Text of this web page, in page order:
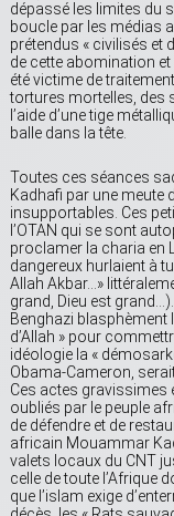
dépassé les limites du
boucle par les médias
prétendus « civilisés et
de cette abomination et
été victime de
tortures mortelles, des
l’aide d’une tige
balle dans la tête.
Toutes ces séances
Kadhafi par une meute
insupportables. Ces
l’OTAN qui se sont
proclamer la charia en
dangereux hurlaient à
Allah Akbar…»
grand, Dieu est
Benghazi
d’Allah » pour
idéologie la «
Obama-Cameron,
Ces actes gravissimes
oubliés par le peuple
de défendre et de
africain Mouammar
valets locaux du CNT
celle de toute l’Afrique
que l’islam exige